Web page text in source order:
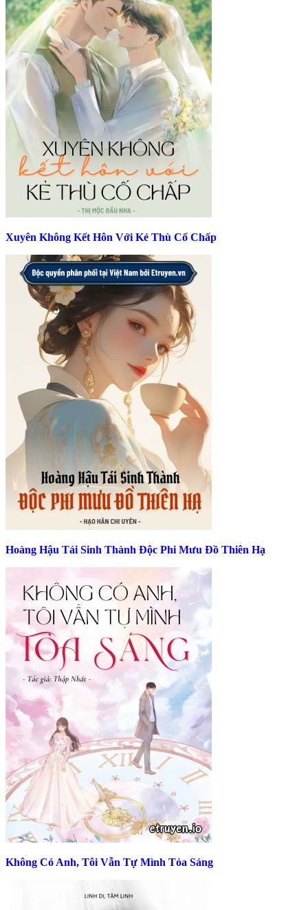
Xuyên Không Kết Hôn Với Kẻ Thù Cố Chấp
Hoàng Hậu Tái Sinh Thành Độc Phi Mưu Đồ Thiên Hạ
Không Có Anh, Tôi Vẫn Tự Mình Tỏa Sáng